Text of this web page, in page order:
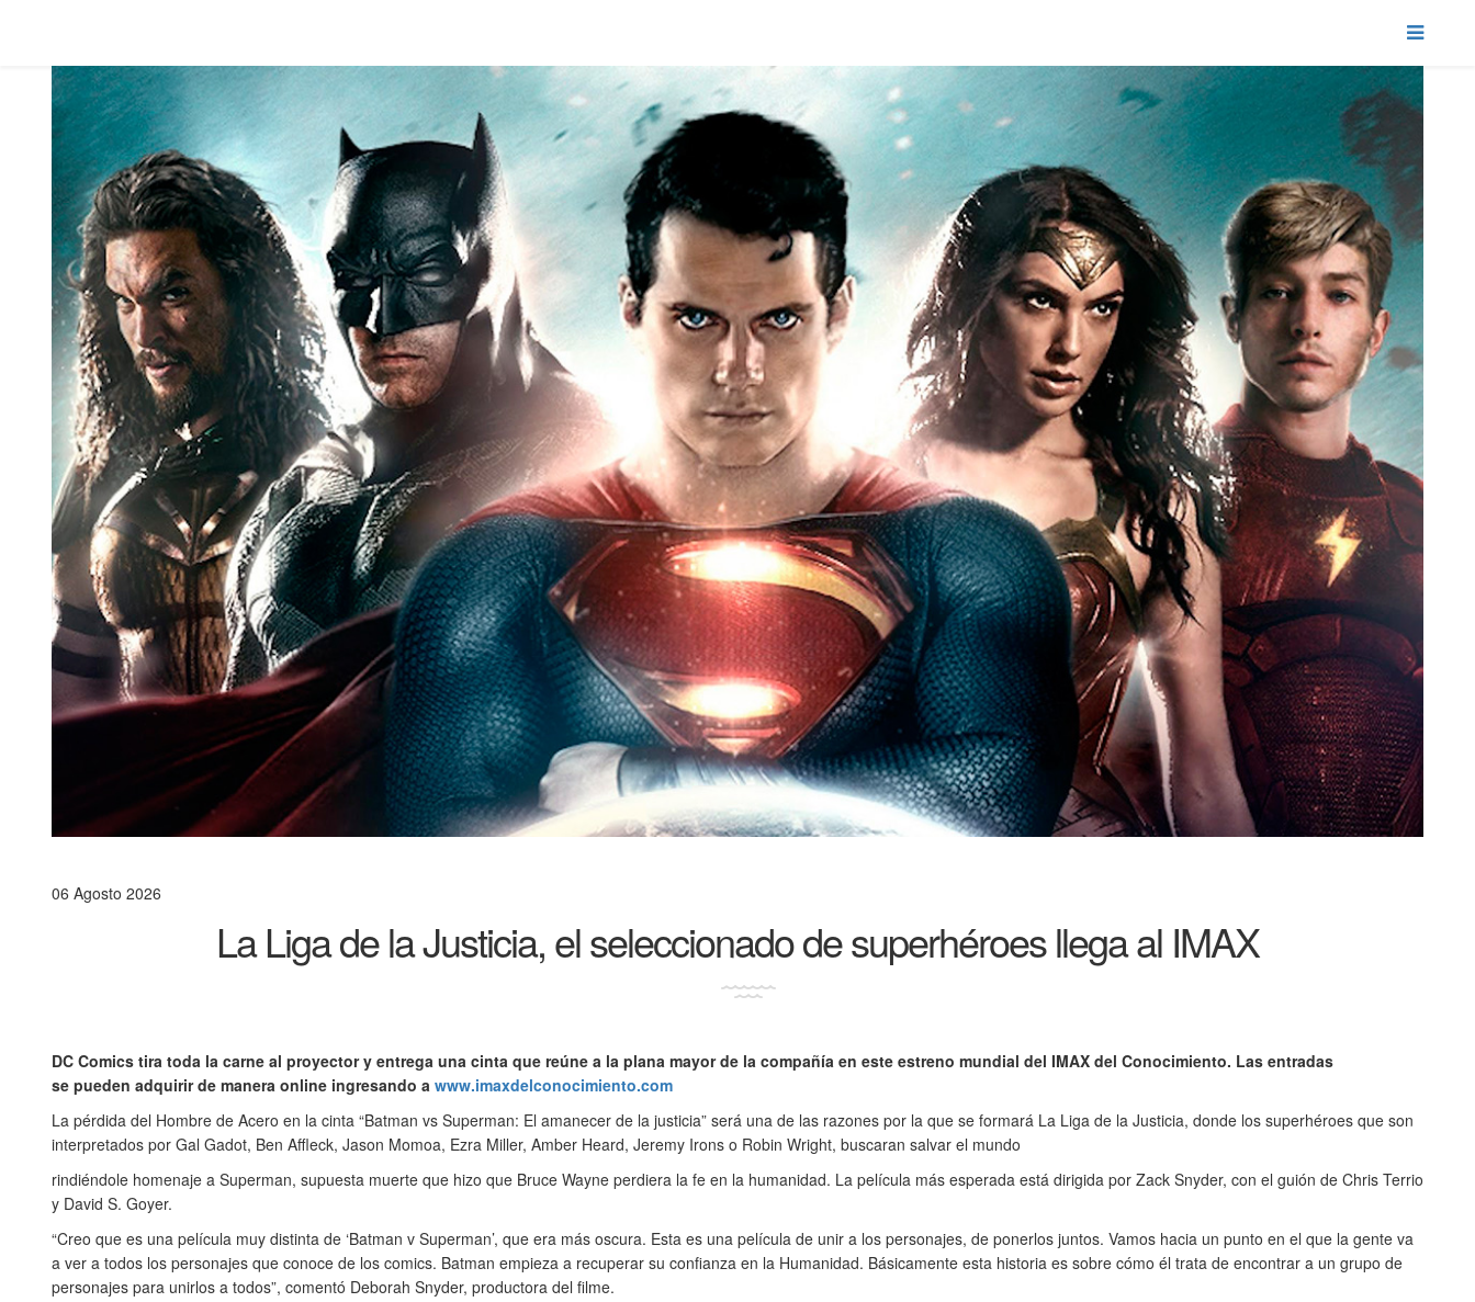
06 Agosto 2026
La Liga de la Justicia, el seleccionado de superhéroes llega al IMAX
DC Comics tira toda la carne al proyector y entrega una cinta que reúne a la plana mayor de la compañía en este estreno mundial del IMAX del Conocimiento. Las entradas
se pueden adquirir de manera online ingresando a www.imaxdelconocimiento.com
La pérdida del Hombre de Acero en la cinta “Batman vs Superman: El amanecer de la justicia” será una de las razones por la que se formará La Liga de la Justicia, donde los superhéroes que son
interpretados por Gal Gadot, Ben Affleck, Jason Momoa, Ezra Miller, Amber Heard, Jeremy Irons o Robin Wright, buscaran salvar el mundo
rindiéndole homenaje a Superman, supuesta muerte que hizo que Bruce Wayne perdiera la fe en la humanidad. La película más esperada está dirigida por Zack Snyder, con el guión de Chris Terrio
y David S. Goyer.
“Creo que es una película muy distinta de ‘Batman v Superman’, que era más oscura. Esta es una película de unir a los personajes, de ponerlos juntos. Vamos hacia un punto en el que la gente va
a ver a todos los personajes que conoce de los comics. Batman empieza a recuperar su confianza en la Humanidad. Básicamente esta historia es sobre cómo él trata de encontrar a un grupo de
personajes para unirlos a todos”, comentó Deborah Snyder, productora del filme.